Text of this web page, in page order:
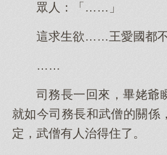
眾人：「……」
這求生欲……王愛國都不
……
司務長一回來，畢姥爺
就如今司務長和武僧的關係
定，武僧有人治得住了。